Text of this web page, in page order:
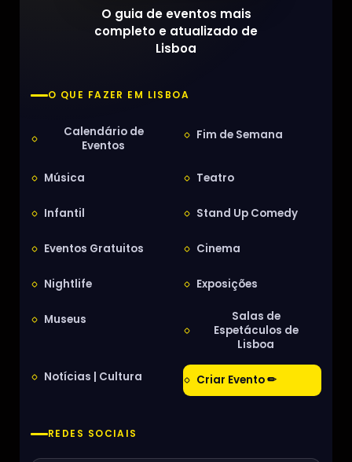
O guia de eventos mais
completo e atualizado de
Lisboa
O QUE FAZER EM LISBOA
Calendário de
Eventos
Fim de Semana
Música Teatro
Infantil Stand Up Comedy
Eventos Gratuitos Cinema
Nightlife Exposições
Museus
Salas de
Espetáculos de
Lisboa
Notícias | Cultura Criar Evento ✏
REDES SOCIAIS